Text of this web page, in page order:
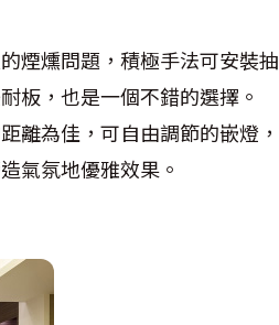
煙燻問題，積極手法可安裝抽
板，也是一個不錯的選擇。
離為佳，可自由調節的嵌燈，
氣氛地優雅效果。